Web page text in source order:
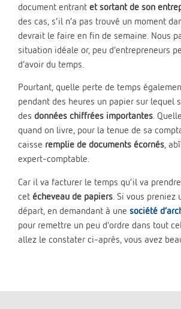
document entrant et sortant de son
des cas, s’il n’a pas trouvé un moment
devrait le faire en fin de semaine. Nous
situation idéale or, peu d’entrepreneurs
d’avoir du temps.
Pourtant, quelle perte de temps
pendant des heures un papier sur lequel
des données chiffrées importantes.
quand on livre, pour la tenue de sa
caisse remplie de documents écornés,
expert-comptable.
Car il va facturer le temps qu’il va
cet écheveau de papiers . Si vous preniez
départ, en demandant à une société
pour remettre un peu d’ordre dans tout
allez le constater ci-après, vous avez